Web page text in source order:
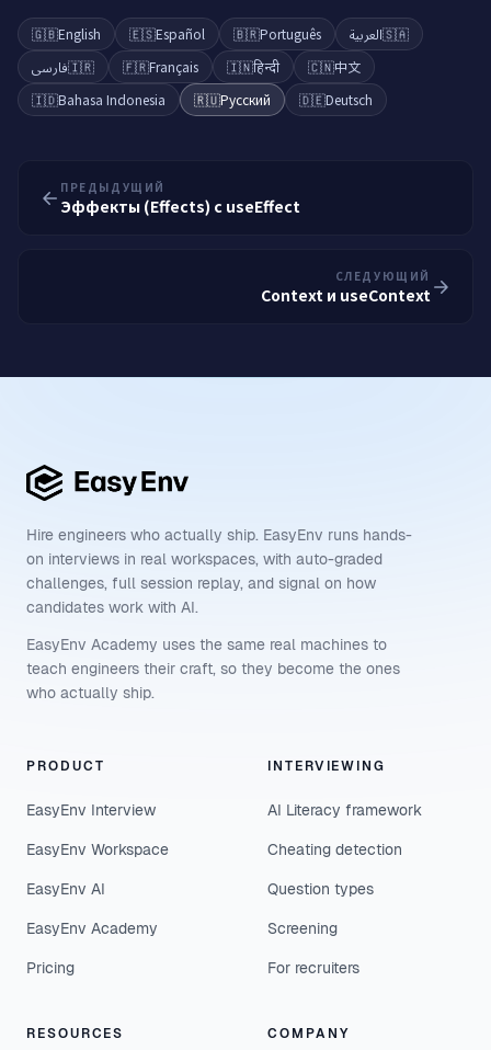
🇬🇧English 🇪🇸Español 🇧🇷Português 🇸🇦العربية
🇮🇷فارسی 🇫🇷Français 🇮🇳हिन्दी 🇨🇳中文
🇮🇩Bahasa Indonesia 🇷🇺Русский 🇩🇪Deutsch
ПРЕДЫДУЩИЙ
Эффекты (Effects) с useEffect
СЛЕДУЮЩИЙ
Context и useContext
Hire engineers who actually ship. EasyEnv runs hands-
on interviews in real workspaces, with auto-graded
challenges, full session replay, and signal on how
candidates work with AI.
EasyEnv Academy uses the same real machines to
teach engineers their craft, so they become the ones
who actually ship.
PRODUCT
EasyEnv Interview
EasyEnv Workspace
EasyEnv AI
EasyEnv Academy
Pricing
INTERVIEWING
AI Literacy framework
Cheating detection
Question types
Screening
For recruiters
RESOURCES COMPANY